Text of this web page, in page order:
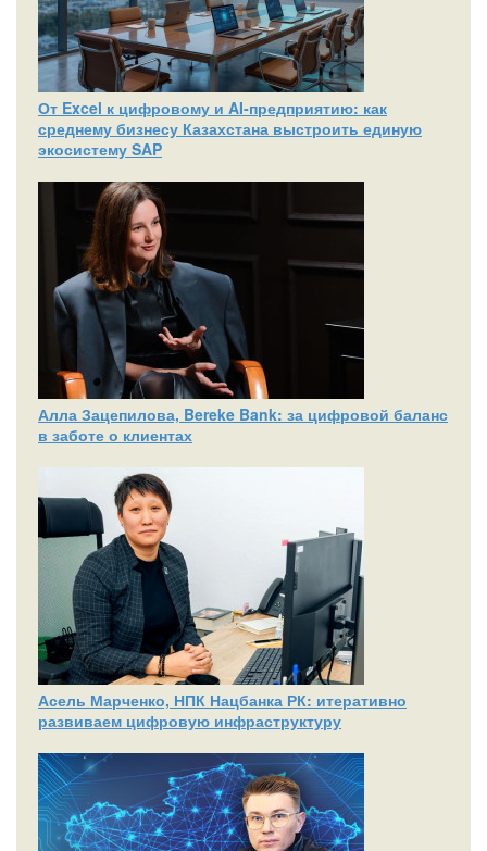
От Excel к цифровому и AI‑предприятию: как
среднему бизнесу Казахстана выстроить единую
экосистему SAP
Алла Зацепилова, Bereke Bank: за цифровой баланс
в заботе о клиентах
Асель Марченко, НПК Нацбанка РК: итеративно
развиваем цифровую инфраструктуру